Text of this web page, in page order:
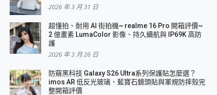
2026 年 3 月 31 日
超懂拍、耐用 AI 街拍機~ realme 16 Pro 開箱評價~
2 億畫素 LumaColor 影像、持久續航與 IP69K 高防
護
2026 年 3 月 26 日
防窺黑科技 Galaxy S26 Ultra系列保護貼怎麼選？
imos AR 低反光玻璃、藍寶石鏡頭貼與軍規防摔殼完
整開箱評價